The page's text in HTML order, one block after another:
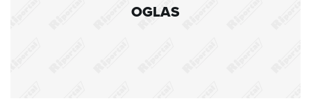
OGLAS